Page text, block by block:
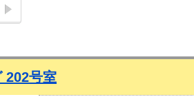
202号室